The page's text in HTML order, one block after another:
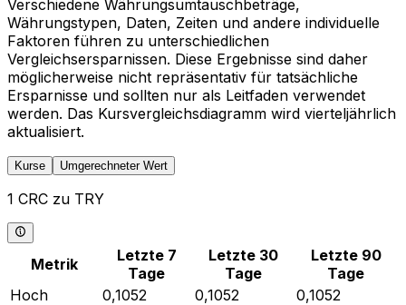
Verschiedene Währungsumtauschbeträge,
Währungstypen, Daten, Zeiten und andere individuelle
Faktoren führen zu unterschiedlichen
Vergleichsersparnissen. Diese Ergebnisse sind daher
möglicherweise nicht repräsentativ für tatsächliche
Ersparnisse und sollten nur als Leitfaden verwendet
werden. Das Kursvergleichsdiagramm wird vierteljährlich
aktualisiert.
Kurse Umgerechneter Wert
1 CRC zu TRY
Metrik
Letzte 7
Tage
Letzte 30
Tage
Letzte 90
Tage
Hoch
0,1052 0,1052
0,1052